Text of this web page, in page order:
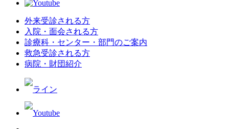
外来受診される方
入院・面会される方
診療科・センター・部門のご案内
救急受診される方
病院・財団紹介